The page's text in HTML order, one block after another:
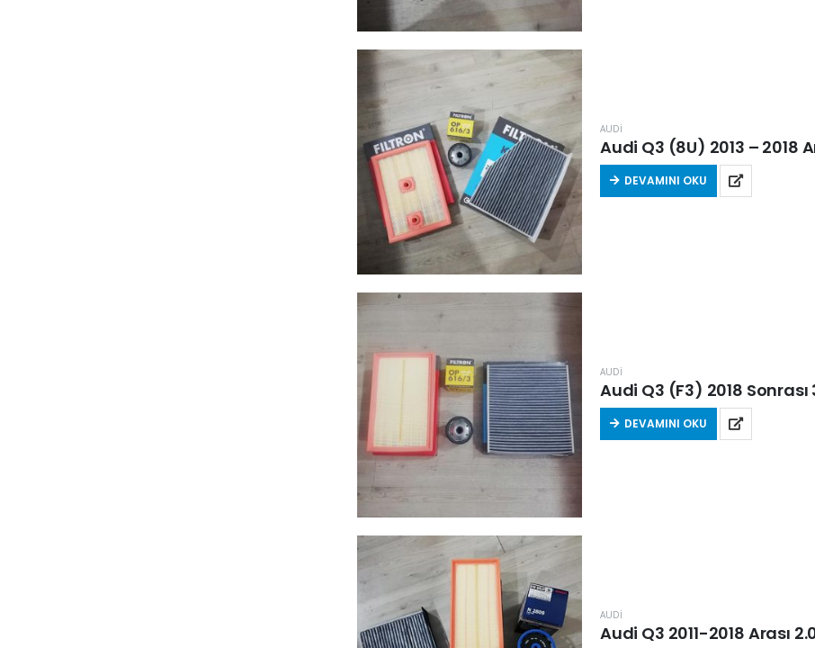
AUDİ
Audi Q3 (8U) 2013 – 2018
DEVAMINI OKU
AUDİ
Audi Q3 (F3) 2018 Sonrası
DEVAMINI OKU
AUDİ
Audi Q3 2011-2018 Arası